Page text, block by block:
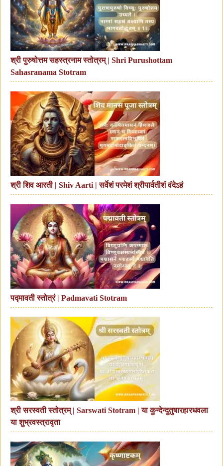
श्री पुरुषोत्तम सहस्त्रनाम स्तोत्रम् | Shri Purushottam
Sahasranama Stotram
श्री शिव आरती | Shiv Aarti | सर्वेशं परमेशं श्रीपार्वतीशं वंदेऽहं
पद्मावती स्तोत्रं | Padmavati Stotram
श्री सरस्वती स्तोत्रम् | Sarswati Stotram | या कुन्देन्दुतुषारहारधवला
या शुभ्रवस्त्रावृता